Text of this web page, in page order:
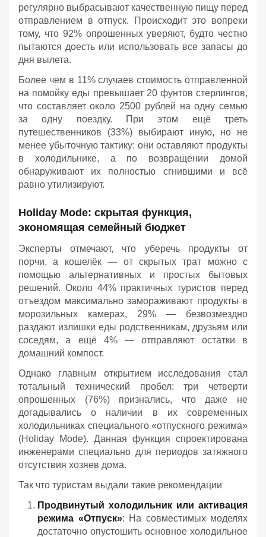
регулярно выбрасывают качественную пищу перед
отправлением в отпуск. Происходит это вопреки
тому, что 92% опрошенных уверяют, будто честно
пытаются доесть или использовать все запасы до
дня вылета.
Более чем в 11% случаев стоимость отправленной
на помойку еды превышает 20 фунтов стерлингов,
что составляет около 2500 рублей на одну семью
за одну поездку. При этом ещё треть
путешественников (33%) выбирают иную, но не
менее убыточную тактику: они оставляют продукты
в холодильнике, а по возвращении домой
обнаруживают их полностью сгнившими и всё
равно утилизируют.
Holiday Mode: скрытая функция,
экономящая семейный бюджет
Эксперты отмечают, что уберечь продукты от
порчи, а кошелёк — от скрытых трат можно с
помощью альтернативных и простых бытовых
решений. Около 44% практичных туристов перед
отъездом максимально замораживают продукты в
морозильных камерах, 29% — безвозмездно
раздают излишки еды родственникам, друзьям или
соседям, а ещё 4% — отправляют остатки в
домашний компост.
Однако главным открытием исследования стал
тотальный технический пробел: три четверти
опрошенных (76%) признались, что даже не
догадывались о наличии в их современных
холодильниках специального «отпускного режима»
(Holiday Mode). Данная функция спроектирована
инженерами специально для периодов затяжного
отсутствия хозяев дома.
Так что туристам выдали такие рекомендации
Продвинутый холодильник или активация
режима «Отпуск»: На совместимых моделях
достаточно опустошить основное холодильное